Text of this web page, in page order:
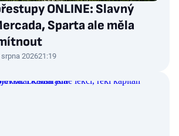
ONLINE: Slavný
Sparta ale měla
srpna 202621:19